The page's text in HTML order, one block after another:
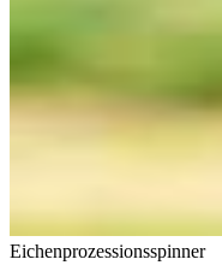
Eichenprozessionsspinner